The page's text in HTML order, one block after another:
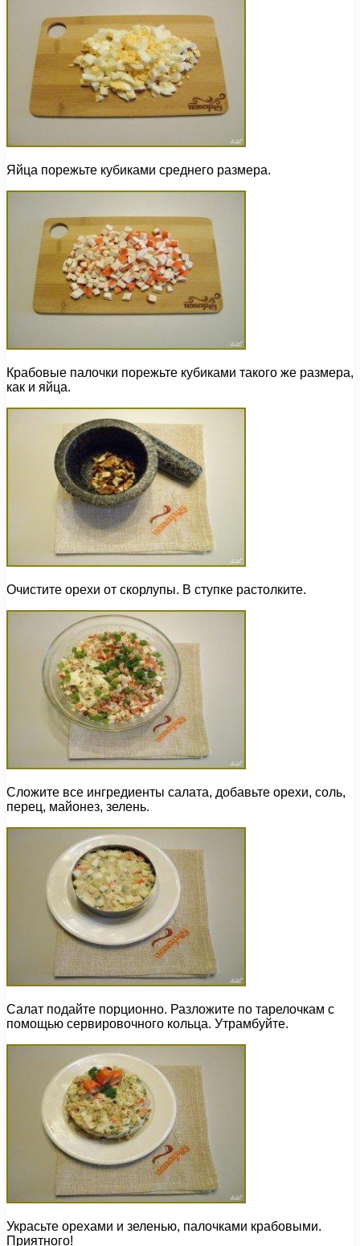
Яйца порежьте кубиками среднего размера.
Крабовые палочки порежьте кубиками такого же размера,
как и яйца.
Очистите орехи от скорлупы. В ступке растолките.
Сложите все ингредиенты салата, добавьте орехи, соль,
перец, майонез, зелень.
Салат подайте порционно. Разложите по тарелочкам с
помощью сервировочного кольца. Утрамбуйте.
Украсьте орехами и зеленью, палочками крабовыми.
Приятного!